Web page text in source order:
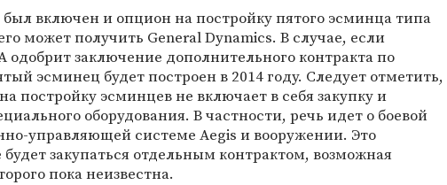
включен и опцион на постройку пятого эсминца типа
может получить General Dynamics. В случае, если
заключение дополнительного контракта по
эсминец будет построен в 2014 году. Следует отметить,
постройку эсминцев не включает в себя закупку и
оборудования. В частности, речь идет о боевой
управляющей системе Aegis и вооружении. Это
будет закупаться отдельным контрактом, возможная
пока неизвестна.